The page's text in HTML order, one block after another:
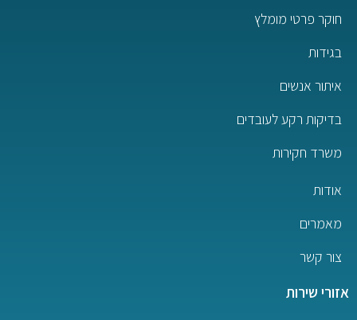
חוקר פרטי מומלץ
בגידות
איתור אנשים
בדיקות רקע לעובדים
משרד חקירות
אודות
מאמרים
צור קשר
אזורי שירות